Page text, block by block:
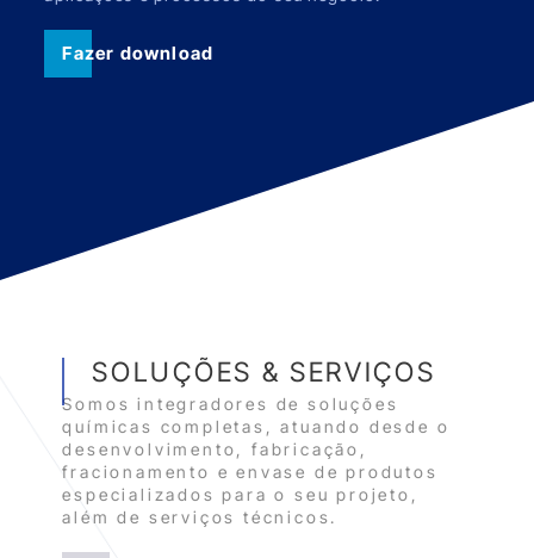
Fazer download
SOLUÇÕES & SERVIÇOS
Somos integradores de soluções
químicas completas, atuando desde o
desenvolvimento, fabricação,
fracionamento e envase de produtos
especializados para o seu projeto,
além de serviços técnicos.